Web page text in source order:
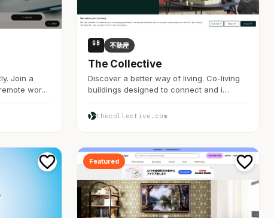
Join a
wor…
GB 不動産
The Collective
Discover a better way of living. Co-living
buildings designed to connect and i…
thecollective.com
Featured